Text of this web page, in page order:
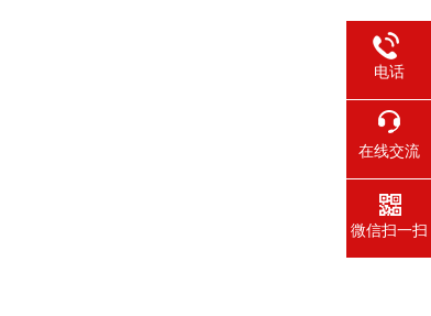
电话
在线交流
微信扫一扫